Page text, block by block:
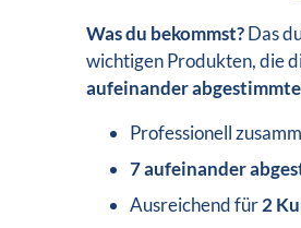
Was du bekommst?Das
wichtigen Produkten, die
aufeinander
Professionell
7 aufeinander
Ausreichend für2